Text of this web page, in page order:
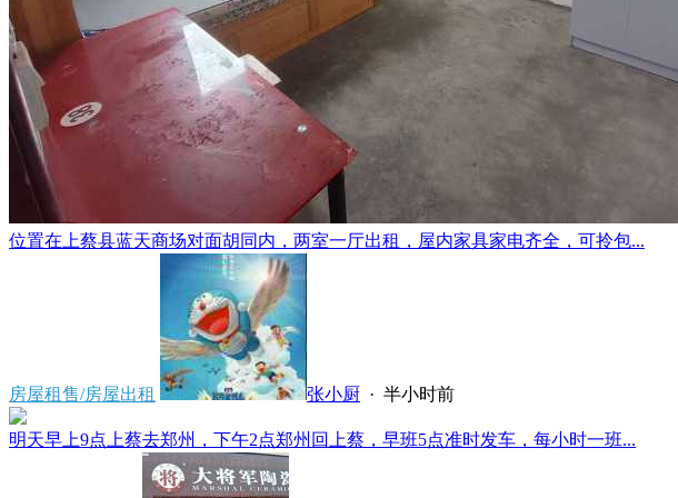
位置在上蔡县蓝天商场对面胡同内，两室一厅出租，屋内家具家电齐全，可拎包...
房屋租售/房屋出租 张小厨 · 半小时前
明天早上9点上蔡去郑州，下午2点郑州回上蔡，早班5点准时发车，每小时一班...